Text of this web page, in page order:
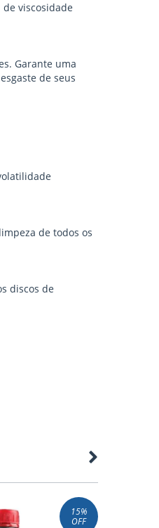
viscosidade
Garante uma
de seus
de todos os
discos de
15%
OFF